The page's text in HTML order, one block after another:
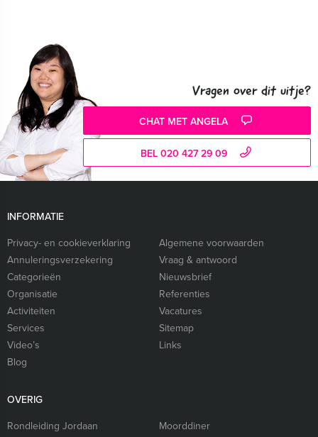
Vragen over dit uitje?
CHAT MET ANGELA
BEL 020 427 29 09
INFORMATIE
Privacy- en cookieverklaring
Algemene voorwaarden
Annuleringsverzekering
Vraag & antwoord
Categorieën
Nieuwsbrief
Organisatie
Referenties
Activiteiten
Vacatures
Services
Sitemap
Video’s
Links
Blog
OVERIG
Rondleiding Jordaan
Moorddiner